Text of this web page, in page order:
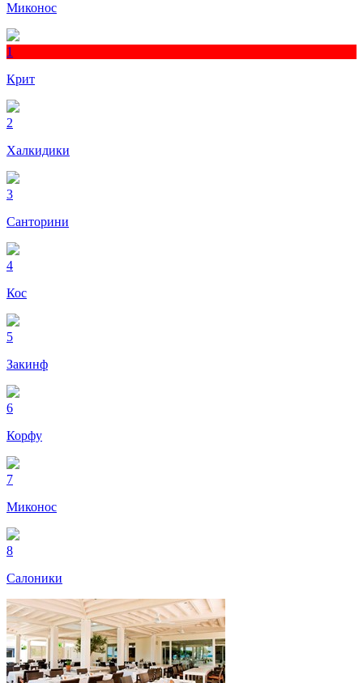
Миконос
1
Крит
2
Халкидики
3
Санторини
4
Кос
5
Закинф
6
Корфу
7
Миконос
8
Салоники